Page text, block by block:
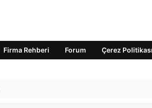
Firma Rehberi Forum Çerez Politikası